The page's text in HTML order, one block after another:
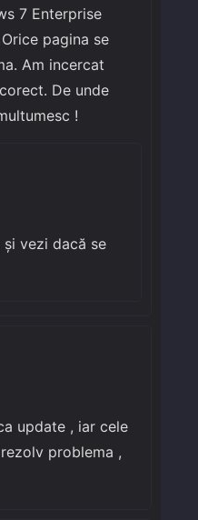
7 Enterprise
pagina se
Am incercat
De unde
!
vezi dacă se
update , iar cele
problema ,